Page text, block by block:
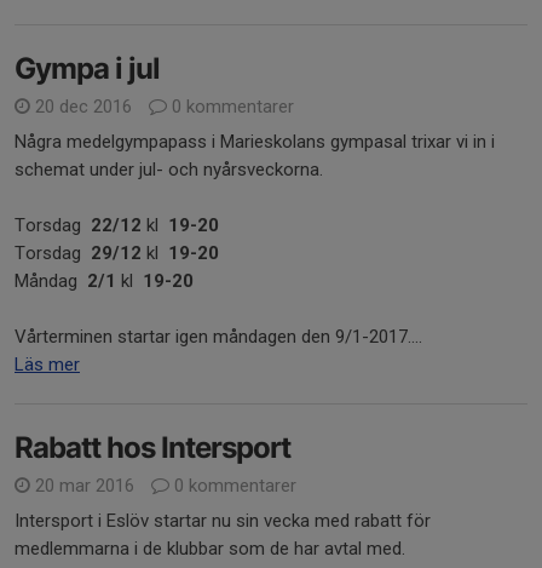
Gympa i jul
20 dec 2016
0 kommentarer
Några medelgympapass i Marieskolans gympasal trixar vi in i
schemat under jul- och nyårsveckorna.
Torsdag 22/12 kl 19-20
Torsdag 29/12 kl 19-20
Måndag 2/1 kl 19-20
Vårterminen startar igen måndagen den 9/1-2017....
Läs mer
Rabatt hos Intersport
20 mar 2016
0 kommentarer
Intersport i Eslöv startar nu sin vecka med rabatt för
medlemmarna i de klubbar som de har avtal med.